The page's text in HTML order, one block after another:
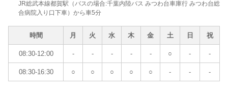
JR総武本線都賀駅（バスの場合:千葉内陸バス みつわ台車庫行 みつわ台総
合病院入り口下車）から車5分
時間 月 火 水 木 金 土 日 祝
08:30-12:00 - - - - - ○ - -
08:30-16:30 ○ ○ ○ ○ ○ - - -